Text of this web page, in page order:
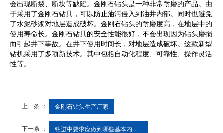
会出现断裂、断块等缺陷。金刚石钻头是一种非常耐磨的产品。由
于采用了金刚石钻具，可以防止油污侵入到油井内部。同时也避免
了水泥砂浆对地层造成破坏。金刚石钻头的耐磨度高，在地层中的
使用寿命长。金刚石钻具的安全性能很好，不会出现因为钻头磨损
而引起井下事故。在井下使用时间长，对地层造成破坏。这款新型
钻机采用了多项新技术。其中包括自动化程度、可靠性、操作灵活
性等。
上一条 ： 金刚石钻头生产厂家
下一条 ： 钻进中要求应做到哪些基本内容？